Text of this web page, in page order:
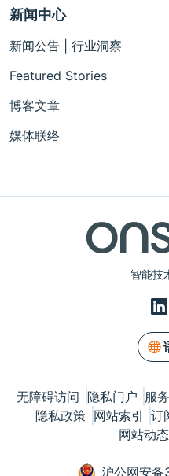
智能技
新闻中心
新闻公告 | 行业洞察
Featured Stories
博客文章
媒体联络
无障碍访问 隐私门户 服
隐私政策 网站索引 订
网站动态
沪公网安